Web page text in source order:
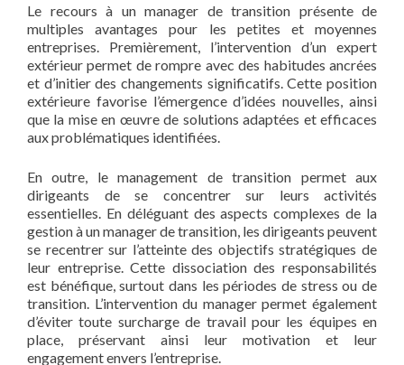
Le recours à un manager de transition présente de
multiples avantages pour les petites et moyennes
entreprises. Premièrement, l’intervention d’un expert
extérieur permet de rompre avec des habitudes ancrées
et d’initier des changements significatifs. Cette position
extérieure favorise l’émergence d’idées nouvelles, ainsi
que la mise en œuvre de solutions adaptées et efficaces
aux problématiques identifiées.
En outre, le management de transition permet aux
dirigeants de se concentrer sur leurs activités
essentielles. En déléguant des aspects complexes de la
gestion à un manager de transition, les dirigeants peuvent
se recentrer sur l’atteinte des objectifs stratégiques de
leur entreprise. Cette dissociation des responsabilités
est bénéfique, surtout dans les périodes de stress ou de
transition. L’intervention du manager permet également
d’éviter toute surcharge de travail pour les équipes en
place, préservant ainsi leur motivation et leur
engagement envers l’entreprise.